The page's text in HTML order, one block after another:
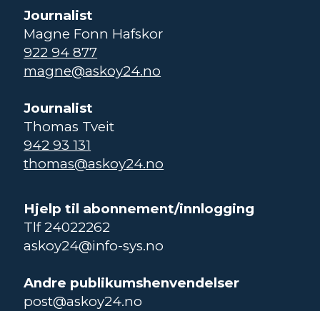
Journalist
Magne Fonn Hafskor
922 94 877
magne@askoy24.no
Journalist
Thomas Tveit
942 93 131
thomas@askoy24.no
Hjelp til abonnement/innlogging
Tlf 24022262
askoy24@info-sys.no
Andre publikumshenvendelser
post@askoy24.no